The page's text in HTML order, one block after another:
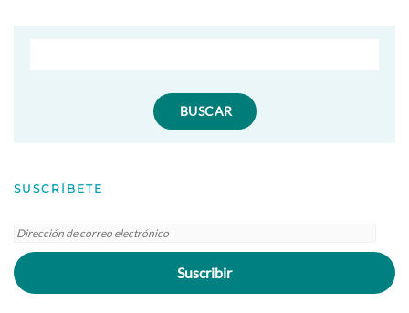
SUSCRÍBETE
Dirección
de
correo
electrónico
Suscribir